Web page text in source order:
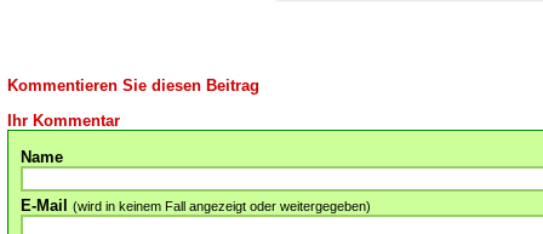
Kommentieren Sie diesen Beitrag
Ihr Kommentar
Name
E-Mail (wird in keinem Fall angezeigt oder weitergegeben)